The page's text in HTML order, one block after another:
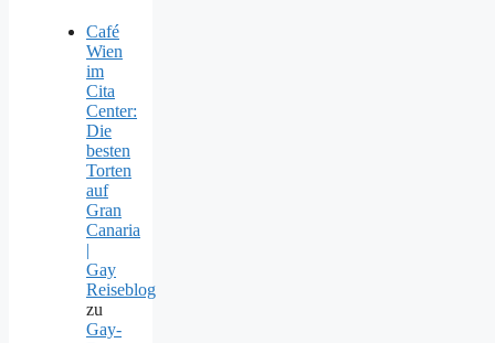
Café
Wien
im
Cita
Center:
Die
besten
Torten
auf
Gran
Canaria
|
Gay
Reiseblog
zu
Gay-